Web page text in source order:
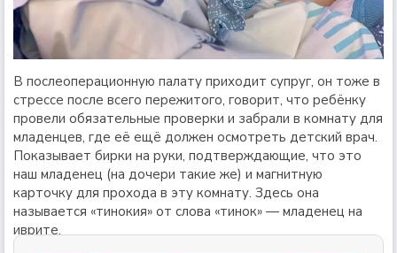
В послеоперационную палату приходит супруг, он тоже в
стрессе после всего пережитого, говорит, что ребёнку
провели обязательные проверки и забрали в комнату для
младенцев, где её ещё должен осмотреть детский врач.
Показывает бирки на руки, подтверждающие, что это
наш младенец (на дочери такие же) и магнитную
карточку для прохода в эту комнату. Здесь она
называется «тинокия» от слова «тинок» — младенец на
иврите.